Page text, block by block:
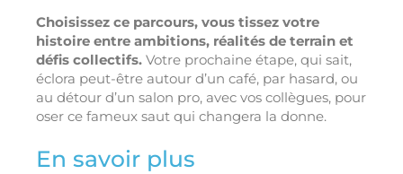
Choisissez ce parcours, vous tissez votre
histoire entre ambitions, réalités de terrain et
défis collectifs. Votre prochaine étape, qui sait,
éclora peut-être autour d’un café, par hasard, ou
au détour d’un salon pro, avec vos collègues, pour
oser ce fameux saut qui changera la donne.
En savoir plus